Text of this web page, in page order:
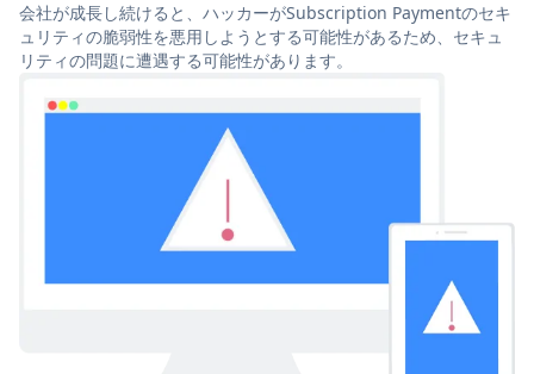
会社が成長し続けると、ハッカーがSubscription Paymentのセキ
ュリティの脆弱性を悪用しようとする可能性があるため、セキュ
リティの問題に遭遇する可能性があります。